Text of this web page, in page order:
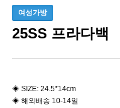
여성가방
25SS 프라다백
◈ ​SIZE: 24.5*14cm
◈ 해외배송 10-14일